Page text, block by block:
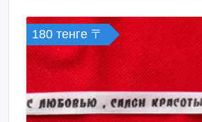
180 тенге 〒